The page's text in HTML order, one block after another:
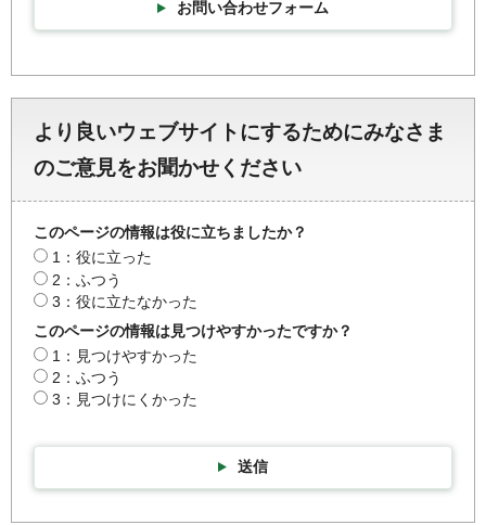
お問い合わせフォーム
より良いウェブサイトにするためにみなさま
のご意見をお聞かせください
このページの情報は役に立ちましたか？
1：役に立った
2：ふつう
3：役に立たなかった
このページの情報は見つけやすかったですか？
1：見つけやすかった
2：ふつう
3：見つけにくかった
送信